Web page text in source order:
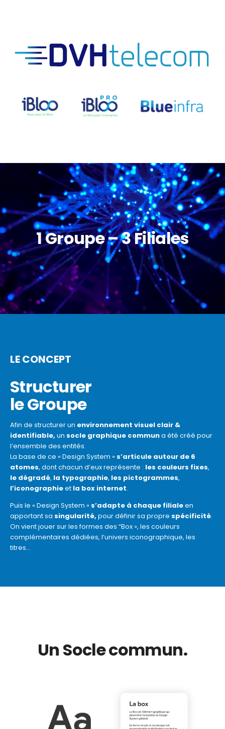
1 Groupe – 3 Filiales
LE CONCEPT
Structurer
le Groupe
Afin de structurer un environnement visuel clair &
identifiable, un socle graphique communa été créé pour
l’ensemble des entités.
La base de ce « Design System » s’articule autour de 6
atomes, dont chacun d’eux représente : les couleurs fixes,
le dégradé, la typographie, les pictogrammes,
l’iconographieet la box internet.
Puis le « Design System » s’adapte à chaque filialeen
apportant sa singularité, pour définir sa propre spécificité.
On vient jouer sur les formes des “Box », les couleurs
complémentaires dédiées, l’univers iconographique, les
titres…
Un Socle commun.